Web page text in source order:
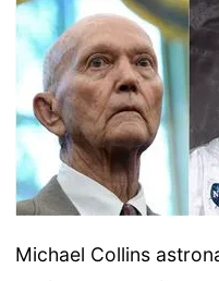
Michael Collins